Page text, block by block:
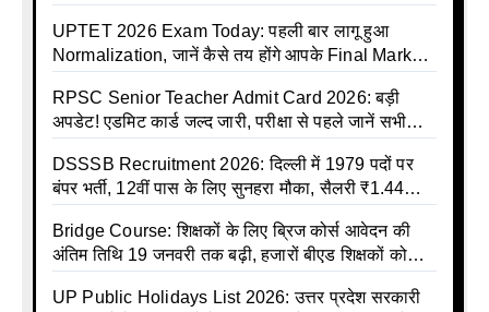
UPTET 2026 Exam Today: पहली बार लागू हुआ
Normalization, जानें कैसे तय होंगे आपके Final Marks
RPSC Senior Teacher Admit Card 2026: बड़ी
अपडेट! एडमिट कार्ड जल्द जारी, परीक्षा से पहले जानें सभी
DSSSB Recruitment 2026: दिल्ली में 1979 पदों पर
बंपर भर्ती, 12वीं पास के लिए सुनहरा मौका, सैलरी ₹1.44
Bridge Course: शिक्षकों के लिए ब्रिज कोर्स आवेदन की
अंतिम तिथि 19 जनवरी तक बढ़ी, हजारों बीएड शिक्षकों को
UP Public Holidays List 2026: उत्तर प्रदेश सरकारी